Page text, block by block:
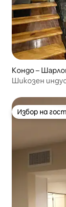
Кондо –
Шикозен
Избор на
Избор на